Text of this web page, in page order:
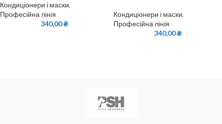
Кондиціонери і маски,
Професійна лінія
340,00₴
Кондиціонери і маски,
Професійна лінія
340,00₴